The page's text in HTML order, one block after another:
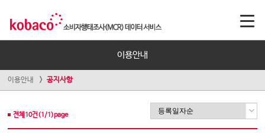
이용안내
이용안내 공지사항
전체 10건(1 /1 )page